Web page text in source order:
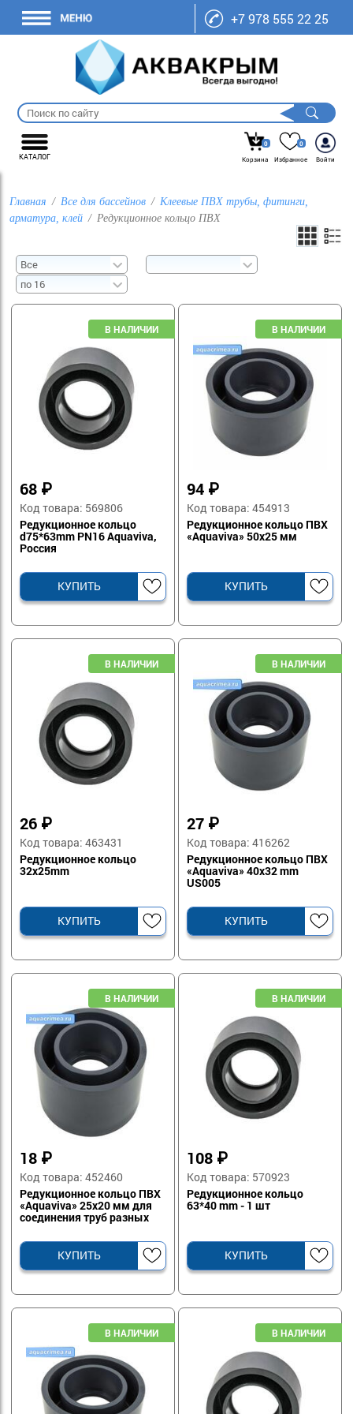
+7 978 555 22 25
КАТАЛОГ
0
Корзина
0
Избранное
Войти
Главная Все для бассейнов
Клеевые ПВХ трубы, фитинги,
арматура, клей
Редукционное кольцо ПВХ
68 ₽
Код товара: 569806
Редукционное кольцо
d75*63mm PN16 Aquaviva,
Россия
КУПИТЬ
94 ₽
Код товара: 454913
Редукционное кольцо ПВХ
«Aquaviva» 50х25 мм
КУПИТЬ
26 ₽
Код товара: 463431
Редукционное кольцо
32х25mm
КУПИТЬ
27 ₽
Код товара: 416262
Редукционное кольцо ПВХ
«Aquaviva» 40x32 mm
US005
КУПИТЬ
18 ₽
Код товара: 452460
Редукционное кольцо ПВХ
«Aquaviva» 25х20 мм для
соединения труб разных
КУПИТЬ
108 ₽
Код товара: 570923
Редукционное кольцо
63*40 mm - 1 шт
КУПИТЬ